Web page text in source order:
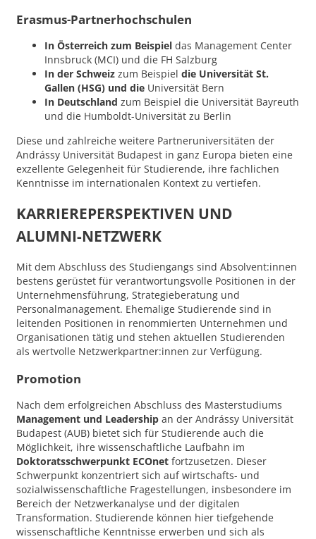
Erasmus-Partnerhochschulen
In Österreich zum Beispiel das Management Center
Innsbruck (MCI) und die FH Salzburg
In der Schweiz zum Beispiel die Universität St.
Gallen (HSG) und die Universität Bern
In Deutschland zum Beispiel die Universität Bayreuth
und die Humboldt-Universität zu Berlin
Diese und zahlreiche weitere Partneruniversitäten der
Andrássy Universität Budapest in ganz Europa bieten eine
exzellente Gelegenheit für Studierende, ihre fachlichen
Kenntnisse im internationalen Kontext zu vertiefen.
KARRIEREPERSPEKTIVEN UND
ALUMNI-NETZWERK
Mit dem Abschluss des Studiengangs sind Absolvent:innen
bestens gerüstet für verantwortungsvolle Positionen in der
Unternehmensführung, Strategieberatung und
Personalmanagement. Ehemalige Studierende sind in
leitenden Positionen in renommierten Unternehmen und
Organisationen tätig und stehen aktuellen Studierenden
als wertvolle Netzwerkpartner:innen zur Verfügung.
Promotion
Nach dem erfolgreichen Abschluss des Masterstudiums
Management und Leadership an der Andrássy Universität
Budapest (AUB) bietet sich für Studierende auch die
Möglichkeit, ihre wissenschaftliche Laufbahn im
Doktoratsschwerpunkt ECOnet fortzusetzen. Dieser
Schwerpunkt konzentriert sich auf wirtschafts- und
sozialwissenschaftliche Fragestellungen, insbesondere im
Bereich der Netzwerkanalyse und der digitalen
Transformation. Studierende können hier tiefgehende
wissenschaftliche Kenntnisse erwerben und sich als